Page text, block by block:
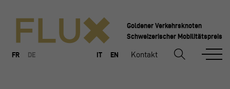
Goldener Verkehrsknoten
Schweizerischer Mobilitätspreis
FR DE IT EN Kontakt